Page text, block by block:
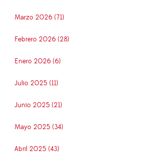
Marzo 2026 (71)
Febrero 2026 (28)
Enero 2026 (6)
Julio 2025 (11)
Junio 2025 (21)
Mayo 2025 (34)
Abril 2025 (43)